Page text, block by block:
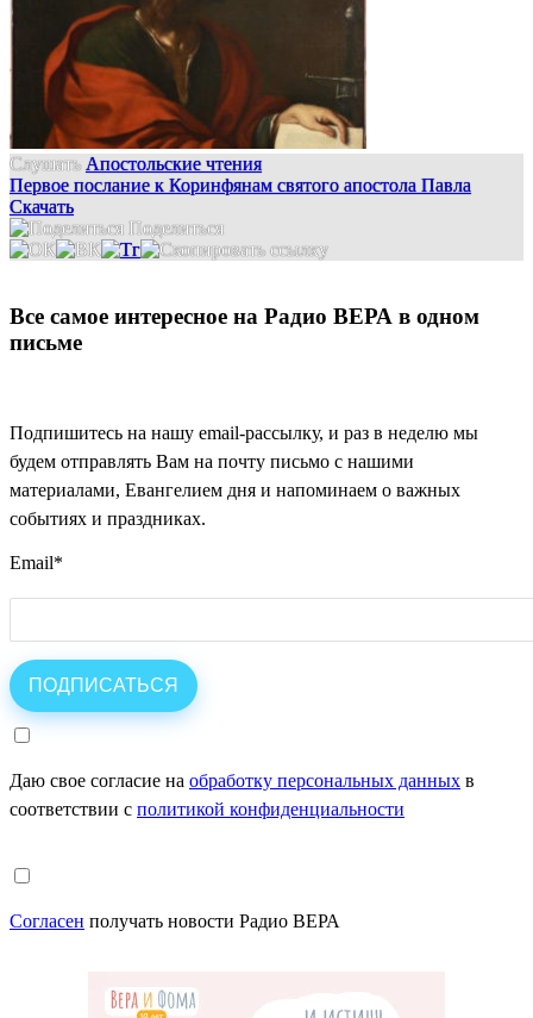
Слушать Апостольские чтения
Первое послание к Коринфянам святого апостола Павла
Скачать
Поделиться
Все самое интересное на Радио ВЕРА в одном
письме
Подпишитесь на нашу email-рассылку, и раз в неделю мы
будем отправлять Вам на почту письмо с нашими
материалами, Евангелием дня и напоминаем о важных
событиях и праздниках.
Email*
Даю свое согласие на обработку персональных данных в
соответствии с политикой конфиденциальности
Согласен получать новости Радио ВЕРА